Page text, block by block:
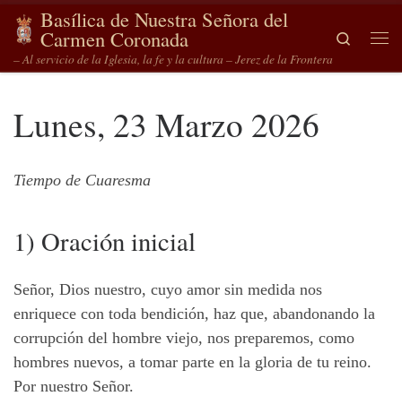
Saltar al contenido
Basílica de Nuestra Señora del
Carmen Coronada
– Al servicio de la Iglesia, la fe y la cultura – Jerez de la Frontera
Search
Lunes, 23 Marzo 2026
Tiempo de Cuaresma
1) Oración inicial
Señor, Dios nuestro, cuyo amor sin medida nos
enriquece con toda bendición, haz que, abandonando la
corrupción del hombre viejo, nos preparemos, como
hombres nuevos, a tomar parte en la gloria de tu reino.
Por nuestro Señor.